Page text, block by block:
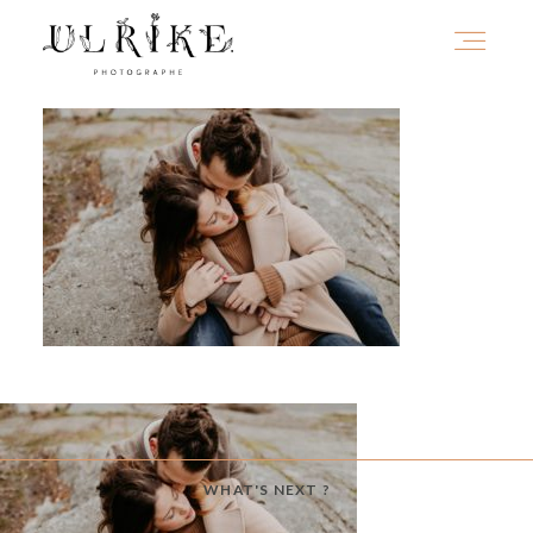
WHAT'S NEXT ?
HOME
A PROPOS
PORTFOLIO
INFOS
JOURNAL